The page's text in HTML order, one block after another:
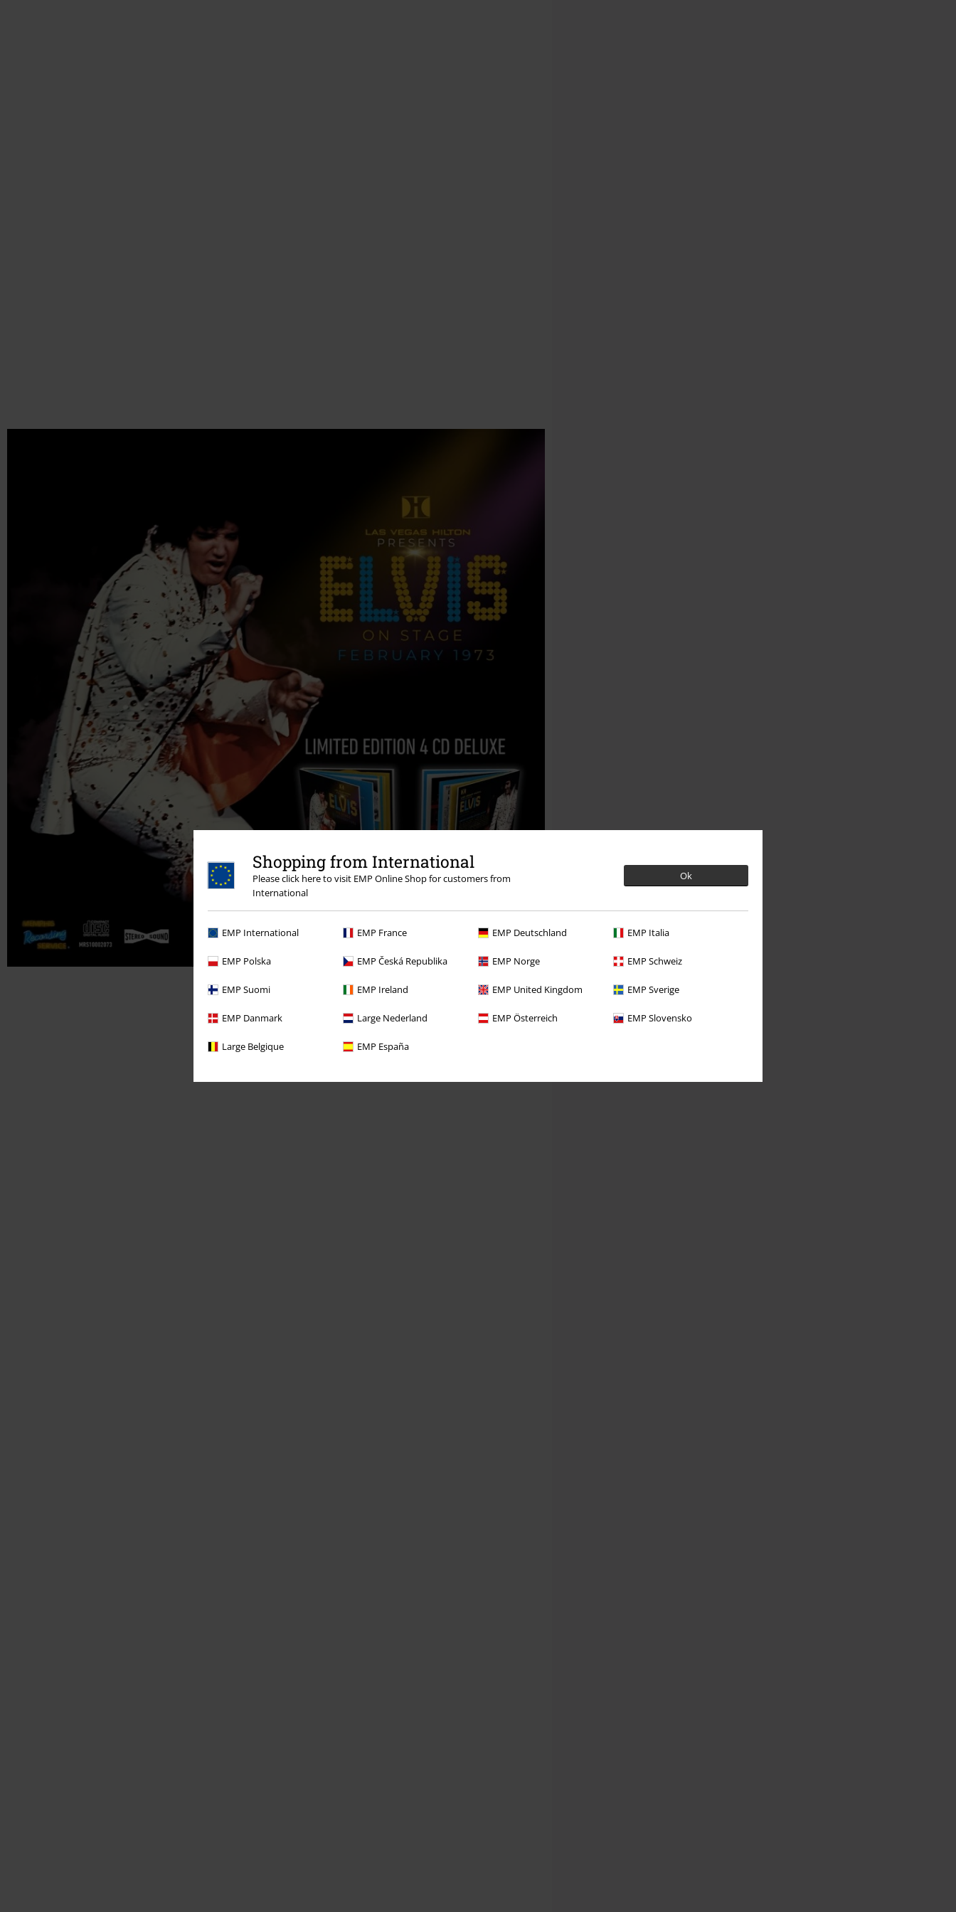
Shopping from International
Please click here to visit EMP Online Shop for customers from
International
Ok
EMP International EMP France EMP Deutschland EMP Italia
EMP Polska EMP Česká Republika EMP Norge EMP Schweiz
EMP Suomi EMP Ireland EMP United Kingdom EMP Sverige
EMP Danmark Large Nederland EMP Österreich EMP Slovensko
Large Belgique EMP España